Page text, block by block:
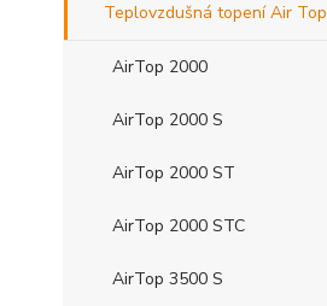
Teplovzdušná topení Air Top
AirTop 2000
AirTop 2000 S
AirTop 2000 ST
AirTop 2000 STC
AirTop 3500 S